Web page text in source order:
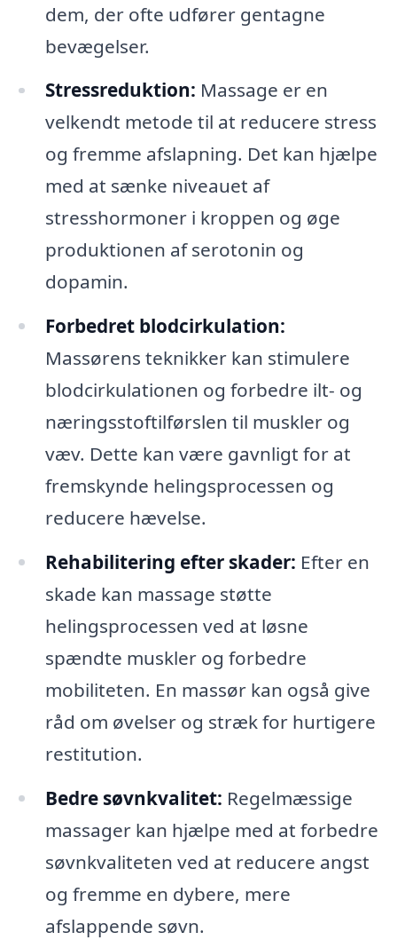
dem, der ofte udfører gentagne
bevægelser.
Stressreduktion: Massage er en
velkendt metode til at reducere stress
og fremme afslapning. Det kan hjælpe
med at sænke niveauet af
stresshormoner i kroppen og øge
produktionen af serotonin og
dopamin.
Forbedret blodcirkulation:
Massørens teknikker kan stimulere
blodcirkulationen og forbedre ilt- og
næringsstoftilførslen til muskler og
væv. Dette kan være gavnligt for at
fremskynde helingsprocessen og
reducere hævelse.
Rehabilitering efter skader: Efter en
skade kan massage støtte
helingsprocessen ved at løsne
spændte muskler og forbedre
mobiliteten. En massør kan også give
råd om øvelser og stræk for hurtigere
restitution.
Bedre søvnkvalitet: Regelmæssige
massager kan hjælpe med at forbedre
søvnkvaliteten ved at reducere angst
og fremme en dybere, mere
afslappende søvn.